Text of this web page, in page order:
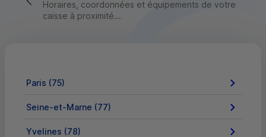
Horaires, coordonnées et équipements de votre
caisse à proximité...
Paris (75)
Seine-et-Marne (77)
Yvelines (78)